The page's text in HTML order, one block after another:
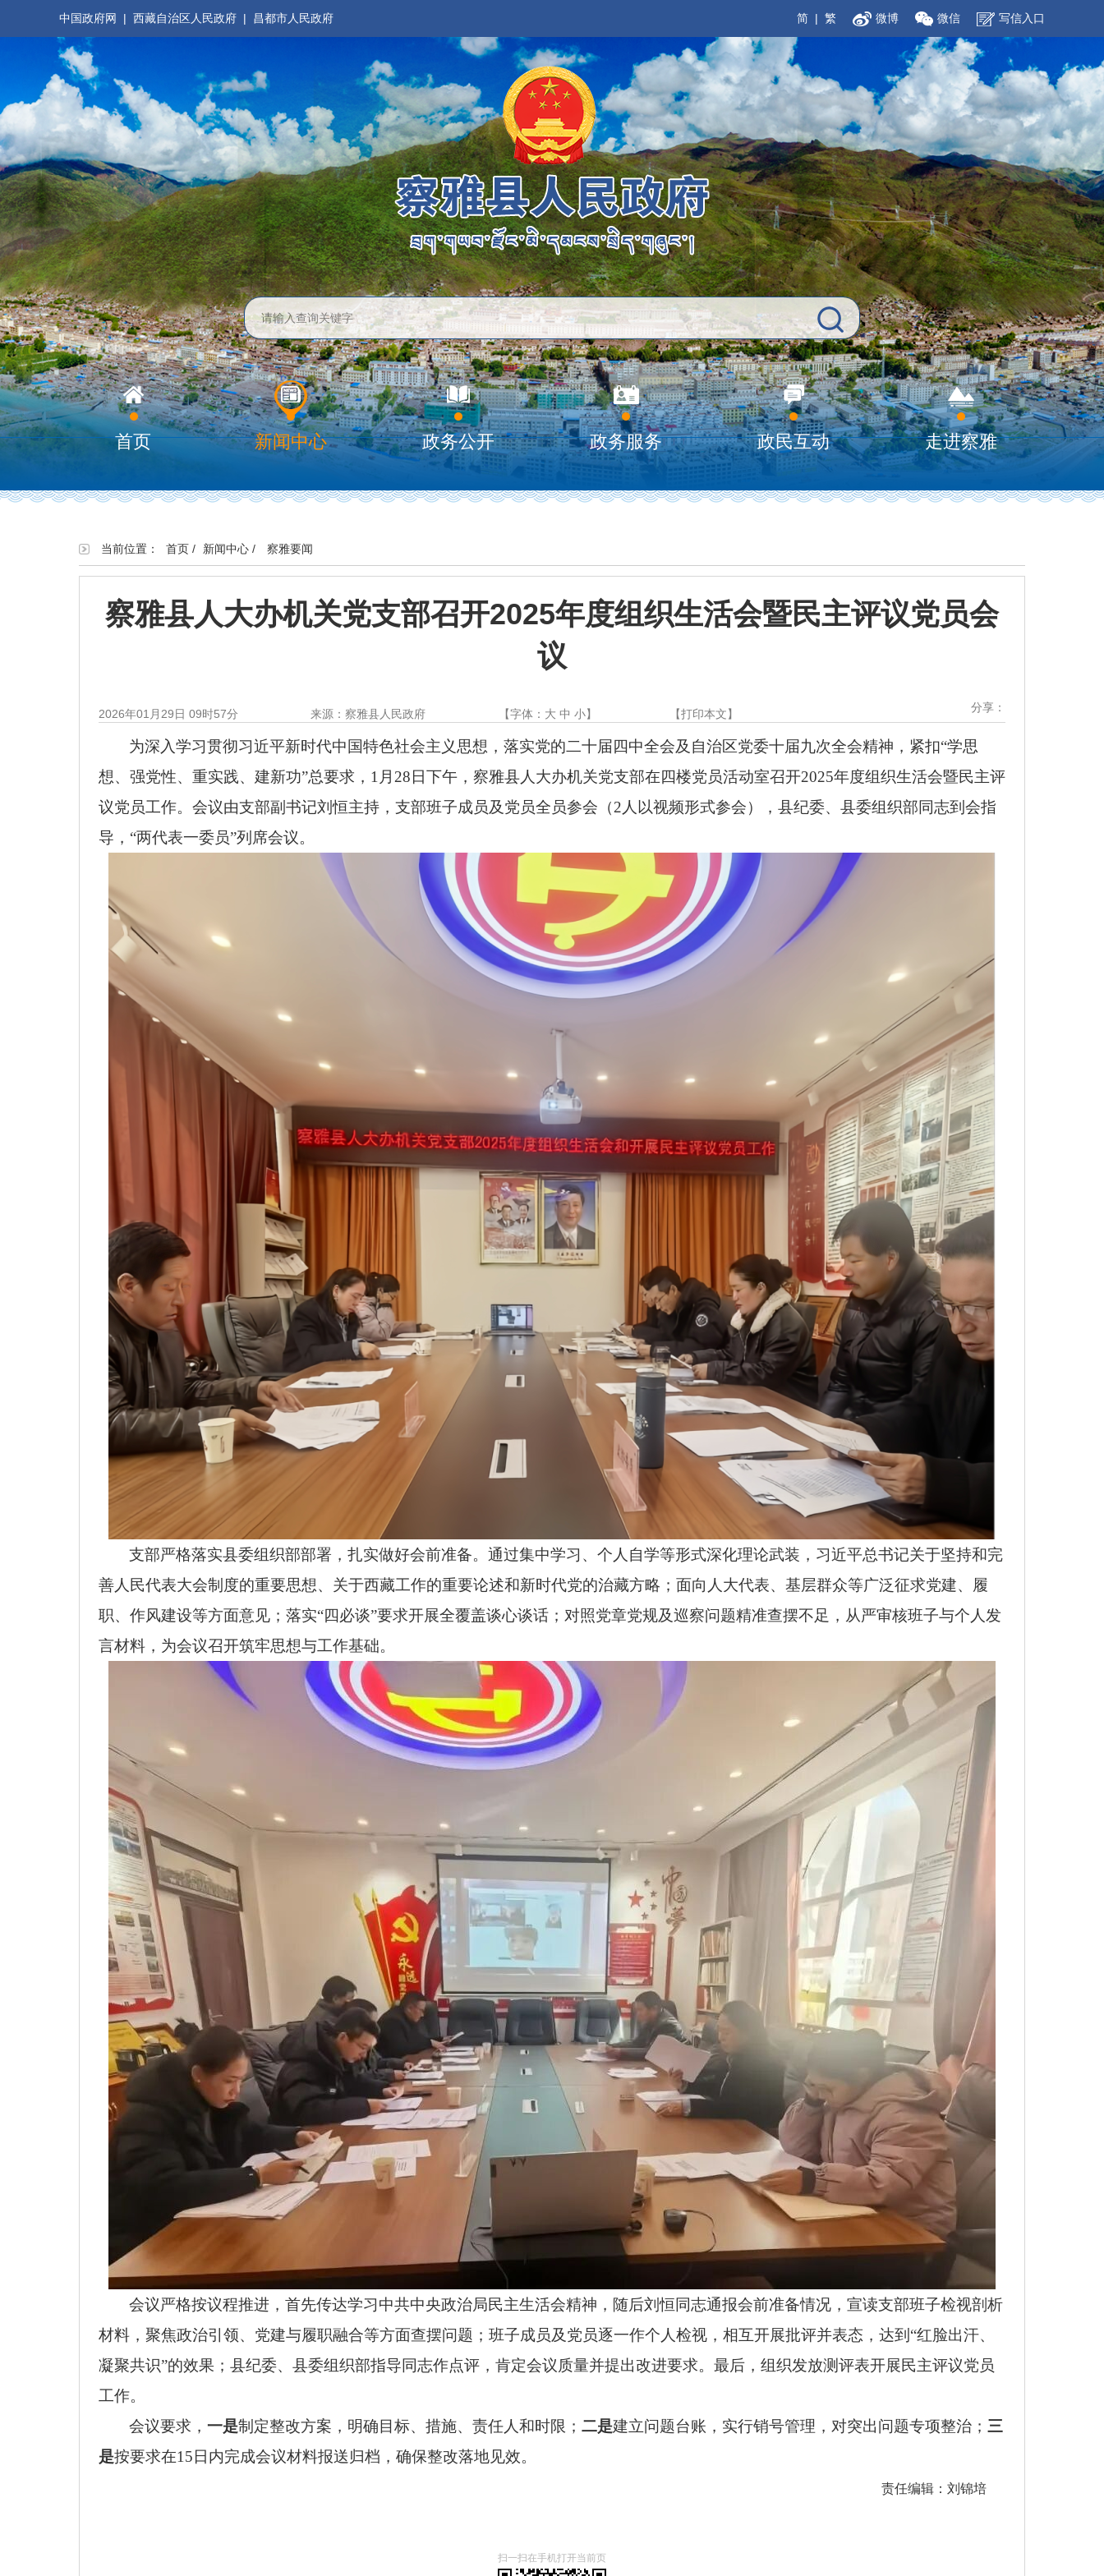
中国政府网 | 西藏自治区人民政府 | 昌都市人民政府 简 | 繁 微博 微信 写信入口
首页 新闻中心 政务公开 政务服务 政民互动 走进察雅
当前位置： 首页 / 新闻中心 / 察雅要闻
察雅县人大办机关党支部召开2025年度组织生活会暨民主评议党员会
议
2026年01月29日 09时57分 来源：察雅县人民政府 【字体： 大 中 小】 【打印本文】 分享：
为深入学习贯彻习近平新时代中国特色社会主义思想，落实党的二十届四中全会及自治区党委十届九次全会精神，紧扣“学思
想、强党性、重实践、建新功”总要求，1月28日下午，察雅县人大办机关党支部在四楼党员活动室召开2025年度组织生活会暨民主评
议党员工作。会议由支部副书记刘恒主持，支部班子成员及党员全员参会（2人以视频形式参会），县纪委、县委组织部同志到会指
导，“两代表一委员”列席会议。
支部严格落实县委组织部部署，扎实做好会前准备。通过集中学习、个人自学等形式深化理论武装， 习近平总书记关于坚持和完
善人民代表大会制度的重要思想、关于西藏工作的重要论述和新时代党的治藏方略 ；面向人大代表、基层群众等广泛征求党建、履
职、作风建设等方面意见；落实“四必谈”要求开展全覆盖谈心谈话；对照党章党规及巡察问题精准查摆不足，从严审核班子与个人发
言材料，为会议召开筑牢思想与工作基础。
会议严格按议程推进，首先传达学习中共中央政治局民主生活会精神，随后刘恒同志通报会前准备情况，宣读支部班子检视剖析
材料，聚焦政治引领、党建与履职融合等方面查摆问题；班子成员及党员逐一作个人检视，相互开展批评并表态，达到“红脸出汗、
凝聚共识”的效果；县纪委、县委组织部指导同志作点评，肯定会议质量并提出改进要求。最后，组织发放测评表开展民主评议党员
工作。
会议要求，一是制定整改方案，明确目标、措施、责任人和时限；二是建立问题台账，实行销号管理，对突出问题专项整治； 三
是按要求在15日内完成会议材料报送归档，确保整改落地见效。
责任编辑：刘锦培
扫一扫在手机打开当前页